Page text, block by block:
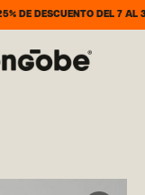
DEL 7 AL 31 DE